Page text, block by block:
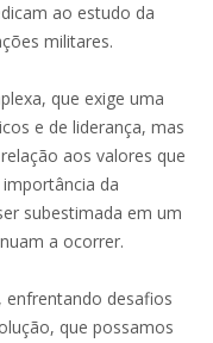
ao estudo da
militares.
que exige uma
e de liderança, mas
aos valores que
da
subestimada em um
a ocorrer.
enfrentando desafios
que possamos